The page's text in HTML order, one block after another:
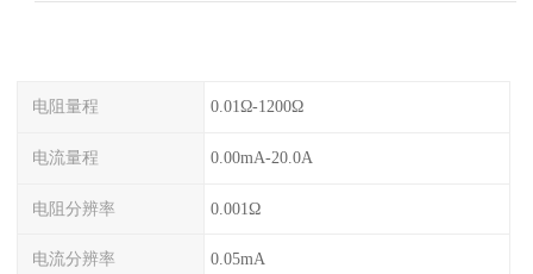
电阻量程 0.01Ω-1200Ω
电流量程 0.00mA-20.0A
电阻分辨率 0.001Ω
电流分辨率 0.05mA